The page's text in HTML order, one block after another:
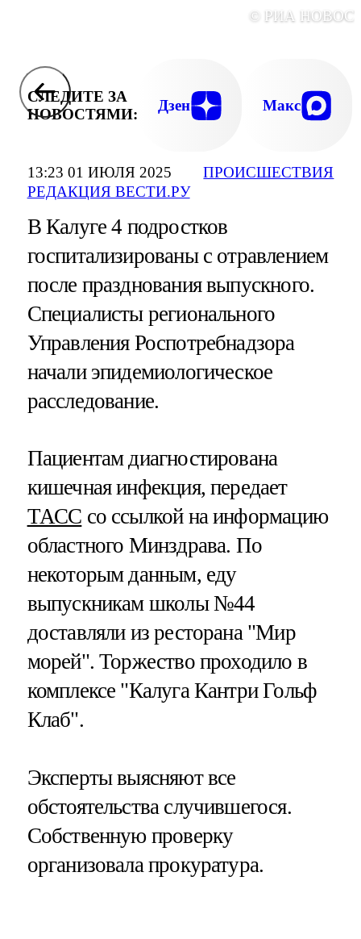
13:23 01 ИЮЛЯ 2025
РЕДАКЦИЯ ВЕСТИ.РУ
ПРОИСШЕСТВИЯ
© РИА
СЛЕДИТЕ ЗА
НОВОСТЯМИ:
Дзен Макс
В Калуге 4 подростков
госпитализированы с отравлением
после празднования выпускного.
Специалисты регионального
Управления Роспотребнадзора
начали эпидемиологическое
расследование.
Пациентам диагностирована
кишечная инфекция, передает
ТАСС со ссылкой на информацию
областного Минздрава. По
некоторым данным, еду
выпускникам школы №44
доставляли из ресторана "Мир
морей". Торжество проходило в
комплексе "Калуга Кантри Гольф
Клаб".
Эксперты выясняют все
обстоятельства случившегося.
Собственную проверку
организовала прокуратура.